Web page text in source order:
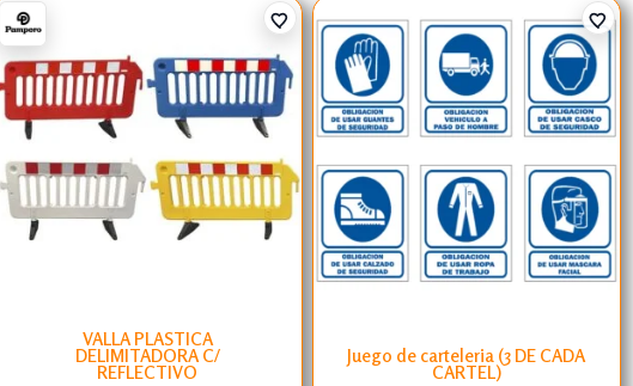
VALLA PLASTICA
DELIMITADORA C/
REFLECTIVO
Juego de carteleria (3 DE CADA
CARTEL)